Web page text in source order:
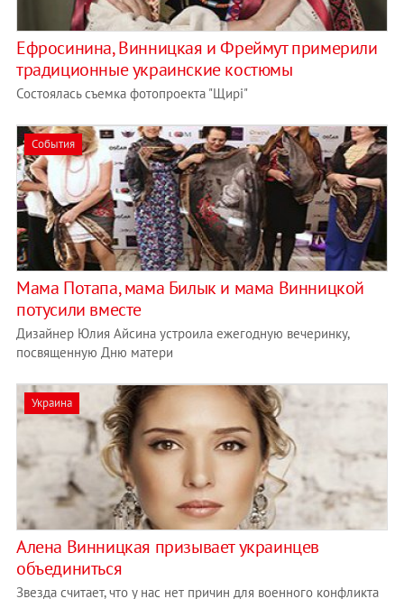
Ефросинина, Винницкая и Фреймут примерили
традиционные украинские костюмы
Состоялась съемка фотопроекта "Щирі"
События
Мама Потапа, мама Билык и мама Винницкой
потусили вместе
Дизайнер Юлия Айсина устроила ежегодную вечеринку,
посвященную Дню матери
Украина
Алена Винницкая призывает украинцев
объединиться
Звезда считает, что у нас нет причин для военного конфликта